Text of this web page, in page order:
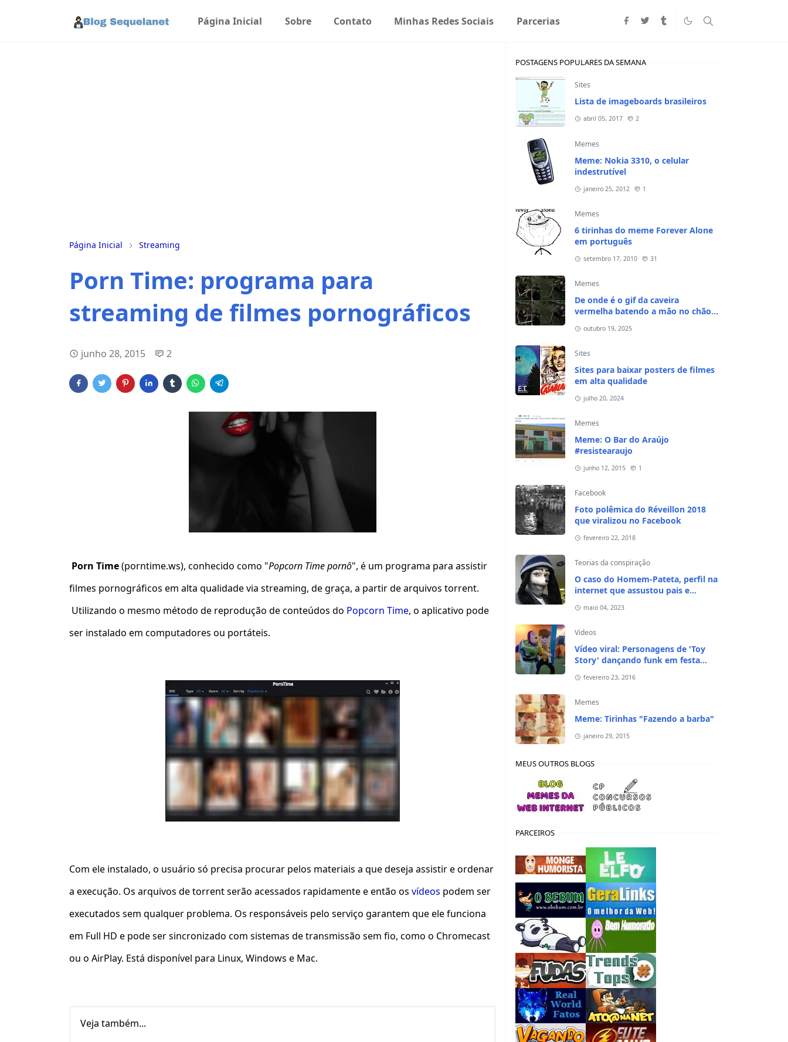
Página Inicial Sobre Contato Minhas Redes Sociais Parcerias
Página Inicial Streaming
Porn Time: programa para
streaming de filmes pornográficos
junho 28, 2015 2
Porn Time(porntime.ws), conhecido como "Popcorn Time pornô", é um programa para assistir
filmes pornográficos em alta qualidade via streaming, de graça, a partir de arquivos torrent.
Utilizando o mesmo método de reprodução de conteúdos do Popcorn Time, o aplicativo pode
ser instalado em computadores ou portáteis.
Com ele instalado, o usuário só precisa procurar pelos materiais a que deseja assistir e ordenar
a execução. Os arquivos de torrent serão acessados rapidamente e então os vídeos podem ser
executados sem qualquer problema. Os responsáveis pelo serviço garantem que ele funciona
em Full HD e pode ser sincronizado com sistemas de transmissão sem fio, como o Chromecast
ou o AirPlay. Está disponível para Linux, Windows e Mac.
Veja também...
POSTAGENS POPULARES DA SEMANA
Sites
Lista de imageboards brasileiros
abril 05, 2017 2
Memes
Meme: Nokia 3310, o celular
indestrutível
janeiro 25, 2012 1
Memes
6 tirinhas do meme Forever Alone
em português
setembro 17, 2010 31
Memes
De onde é o gif da caveira
vermelha batendo a mão no chão e
outubro 19, 2025
Sites
Sites para baixar posters de filmes
em alta qualidade
julho 20, 2024
Memes
Meme: O Bar do Araújo
#resistearaujo
junho 12, 2015 1
Facebook
Foto polêmica do Réveillon 2018
que viralizou no Facebook
fevereiro 22, 2018
Teorias da conspiração
O caso do Homem-Pateta, perfil na
internet que assustou pais e
maio 04, 2023
Videos
Vídeo viral: Personagens de 'Toy
Story' dançando funk em festa
fevereiro 23, 2016
Memes
Meme: Tirinhas "Fazendo a barba"
janeiro 29, 2015
MEUS OUTROS BLOGS
PARCEIROS